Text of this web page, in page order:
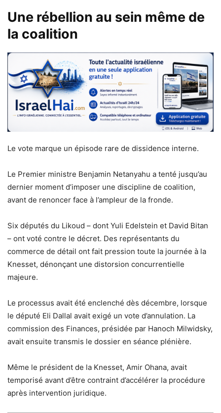
Une rébellion au sein même de
la coalition
Le vote marque un épisode rare de dissidence interne.
Le Premier ministre Benjamin Netanyahu a tenté jusqu’au
dernier moment d’imposer une discipline de coalition,
avant de renoncer face à l’ampleur de la fronde.
Six députés du Likoud – dont Yuli Edelstein et David Bitan
– ont voté contre le décret. Des représentants du
commerce de détail ont fait pression toute la journée à la
Knesset, dénonçant une distorsion concurrentielle
majeure.
Le processus avait été enclenché dès décembre, lorsque
le député Eli Dallal avait exigé un vote d’annulation. La
commission des Finances, présidée par Hanoch Milwidsky,
avait ensuite transmis le dossier en séance plénière.
Même le président de la Knesset, Amir Ohana, avait
temporisé avant d’être contraint d’accélérer la procédure
après intervention juridique.